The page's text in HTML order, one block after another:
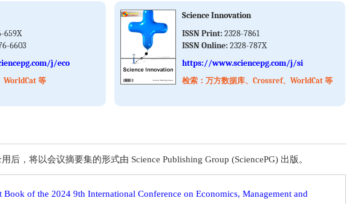
659X
6603
j/eco
WorldCat 等
Science Innovation
ISSN Print: 2328-7861
ISSN Online: 2328-787X
https://www.sciencepg.com/j/si
检索：万方数据库、Crossref、WorldCat 等
后，将以会议摘要集的形式由 Science Publishing Group (SciencePG) 出版。
Book of the 2024 9th International Conference on Economics, Management and